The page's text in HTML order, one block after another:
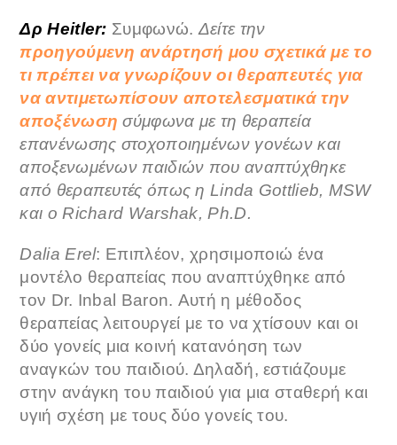
Δρ Heitler: Συμφωνώ.Δείτε την
προηγούμενη ανάρτησή μου σχετικά με το
τι πρέπει να γνωρίζουν οι θεραπευτές για
να αντιμετωπίσουν αποτελεσματικά την
αποξένωση σύμφωνα με τη θεραπεία
επανένωσης στοχοποιημένων γονέων και
αποξενωμένων παιδιών που αναπτύχθηκε
από θεραπευτές όπως η Linda Gottlieb, MSW
και ο Richard Warshak, Ph.D.
Dalia Erel: Επιπλέον, χρησιμοποιώ ένα
μοντέλο θεραπείας που αναπτύχθηκε από
τον Dr. Inbal Baron. Αυτή η μέθοδος
θεραπείας λειτουργεί με το να χτίσουν και οι
δύο γονείς μια κοινή κατανόηση των
αναγκών του παιδιού. Δηλαδή, εστιάζουμε
στην ανάγκη του παιδιού για μια σταθερή και
υγιή σχέση με τους δύο γονείς του.